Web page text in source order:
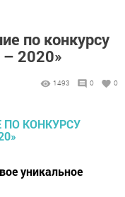
по конкурсу
– 2020»
1493 0 0
уникальное